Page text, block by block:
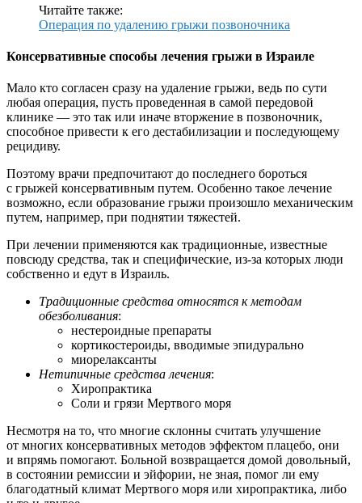
Читайте также:
Операция по удалению грыжи позвоночника
Консервативные способы лечения грыжи в Израиле
Мало кто согласен сразу на удаление грыжи, ведь по сути
любая операция, пусть проведенная в самой передовой
клинике — это так или иначе вторжение в позвоночник,
способное привести к его дестабилизации и последующему
рецидиву.
Поэтому врачи предпочитают до последнего бороться
с грыжей консервативным путем. Особенно такое лечение
возможно, если образование грыжи произошло механическим
путем, например, при поднятии тяжестей.
При лечении применяются как традиционные, известные
повсюду средства, так и специфические, из-за которых люди
собственно и едут в Израиль.
Традиционные средства относятся к методам
обезболивания:
нестероидные препараты
кортикостероиды, вводимые эпидурально
миорелаксанты
Нетипичные средства лечения:
Хиропрактика
Соли и грязи Мертвого моря
Несмотря на то, что многие склонны считать улучшение
от многих консервативных методов эффектом плацебо, они
и впрямь помогают. Больной возвращается домой довольный,
в состоянии ремиссии и эйфории, не зная, помог ли ему
благодатный климат Мертвого моря или хиропрактика, либо